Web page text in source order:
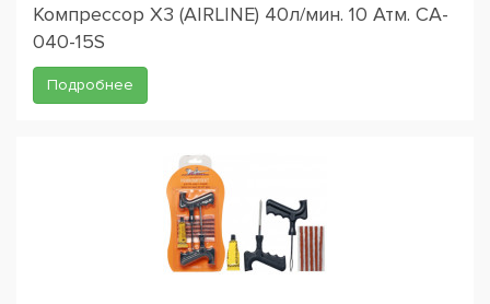
Компрессор X3 (AIRLINE) 40л/мин. 10 Атм. CA-
040-15S
Подробнее